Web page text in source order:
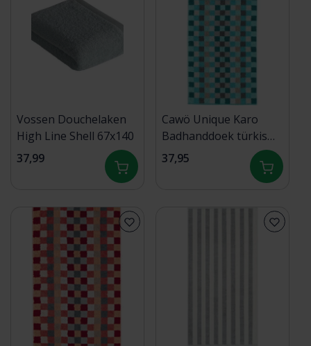
Vossen Douchelaken
High Line Shell 67x140
37,99
Cawö Unique Karo
Badhanddoek türkis
70x140
37,95